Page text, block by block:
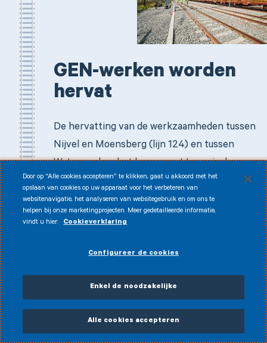
GEN-werken worden
hervat
De hervatting van de werkzaamheden tussen
Nijvel en Moensberg (lijn 124) en tussen
Watermaal en het knooppunt Louvain-la-
Neuve (lijn 161), luidt een nieuwe fase in van
het project voor een ruimer treinaanbod in
een straal van 30 km rond de hoofdstad. Op
maken voor vele pendelaars en reizigers.
uitbreiding van de spoorlijnen naar 4 sporen,
de vernieuwing van stations en stopplaatsen
om deze met name beter toegankelijk te
Door op “Alle cookies accepteren” te klikken, gaat u akkoord met het
opslaan van cookies op uw apparaat voor het verbeteren van
websitenavigatie, het analyseren van websitegebruik en om ons te
helpen bij onze marketingprojecten. Meer gedetailleerde informatie,
vindt u hier:
Cookieverklaring
Configureer de cookies
Enkel de noodzakelijke
Alle cookies accepteren